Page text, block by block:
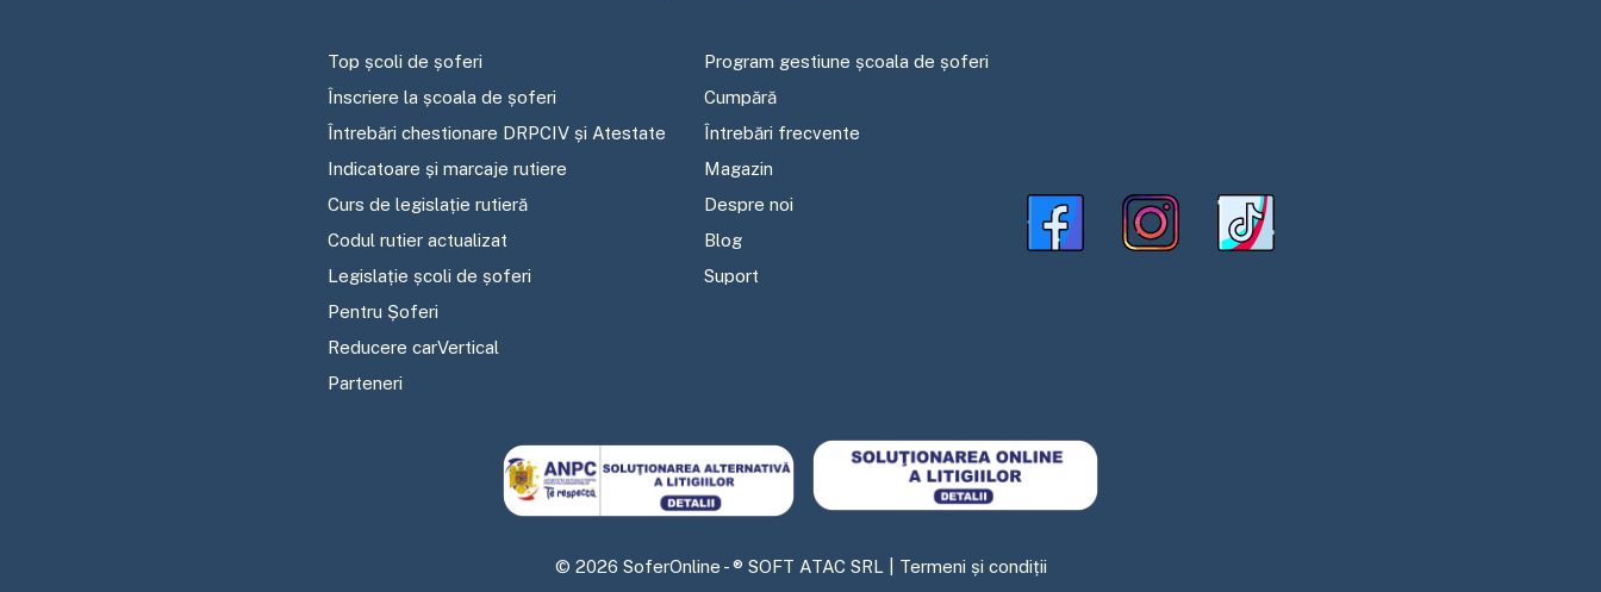
Top școli de șoferi
Înscriere la școala de șoferi
Întrebări chestionare DRPCIV și Atestate
Indicatoare și marcaje rutiere
Curs de legislație rutieră
Codul rutier actualizat
Legislație școli de șoferi
Pentru Șoferi
Reducere carVertical
Parteneri
Program gestiune școala de șoferi
Cumpără
Întrebări frecvente
Magazin
Despre noi
Blog
Suport
© 2026 SoferOnline - ® SOFT ATAC SRL | Termeni și condiții